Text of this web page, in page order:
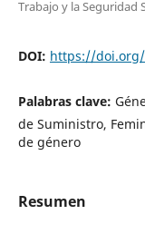
Trabajo y la Seguridad
DOI: https://doi.org/
Palabras clave:
de Suministro,
de género
Resumen